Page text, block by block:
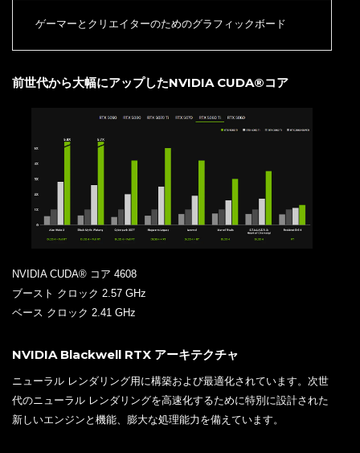
ゲーマーとクリエイターのためのグラフィックボード
前世代から大幅にアップしたNVIDIA CUDA®コア
NVIDIA CUDA® コア 4608
ブースト クロック 2.57 GHz
ベース クロック 2.41 GHz
NVIDIA Blackwell RTX アーキテクチャ
ニューラル レンダリング用に構築および最適化されています。次世
代のニューラル レンダリングを高速化するために特別に設計された
新しいエンジンと機能、膨大な処理能力を備えています。